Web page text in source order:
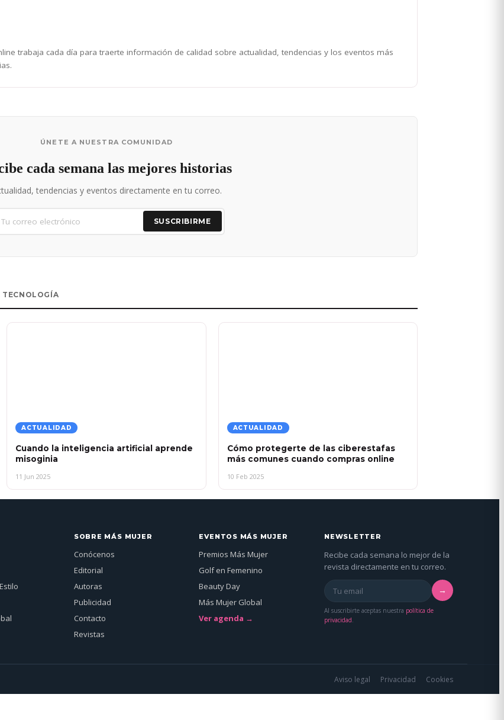
trabaja cada día para traerte información de calidad sobre actualidad, tendencias y los eventos más
ÚNETE A NUESTRA COMUNIDAD
cada semana las mejores historias
tendencias y eventos directamente en tu correo.
SUSCRIBIRME
ACTUALIDAD
Cuando la inteligencia artificial aprende
misoginia
11 Jun 2025
ACTUALIDAD
Cómo protegerte de las ciberestafas
más comunes cuando compras online
10 Feb 2025
SOBRE MÁS MUJER
Conócenos
Editorial
Autoras
Publicidad
Contacto
Revistas
EVENTOS MÁS MUJER
Premios Más Mujer
Golf en Femenino
Beauty Day
Más Mujer Global
Ver agenda →
NEWSLETTER
Recibe cada semana lo mejor de la
revista directamente en tu correo.
→
Al suscribirte aceptas nuestra política de
privacidad.
Aviso legal Privacidad Cookies